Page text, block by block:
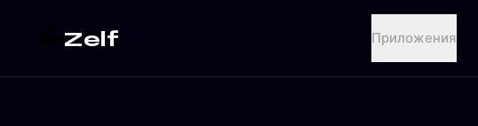
Zelf Приложения